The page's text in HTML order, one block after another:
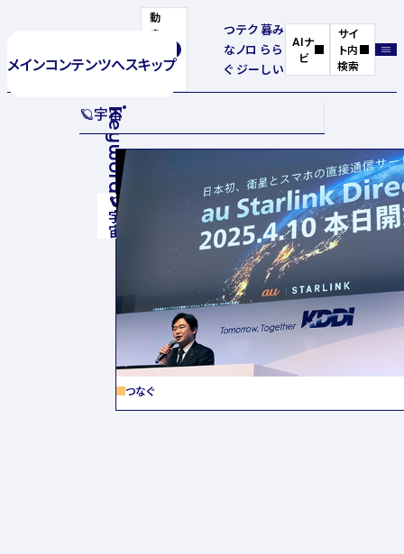
メインコンテンツへスキップ
動
き
停
つ
な
ぐ
テク
ノロ
ジー
暮
ら
し
み
ら
い
AIナ
ビ
サイ
ト内
検索
Keyword
🪐
宇宙
🪐宇宙
つなぐ